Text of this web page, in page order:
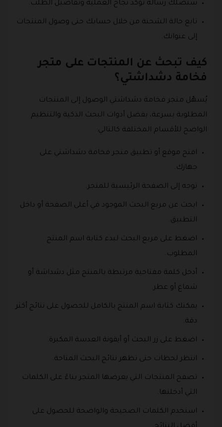
ستصلك رسالة تؤكد نجاح العملية وتفاصيل الطلب.
تابع حالة الشحنة من خلال حسابك حتى وصول المنتجات
إلى عنوانك.
كيف تبحث عن المنتجات على متجر
فخامة دشداشتي؟
يُسهّل متجر فخامة دشداشتي الوصول إلى المنتجات
المطلوبة بسرعة، بفضل أدوات البحث الذكية والتنظيم
الواضح للأقسام المختلفة كالتالي:
افتح موقع أو تطبيق متجر فخامة دشداشتي على
جهازك.
توجه إلى الصفحة الرئيسية للمتجر.
ابحث عن مربع البحث الموجود في أعلى الصفحة أو داخل
التطبيق.
اضغط على مربع البحث لبدء كتابة اسم المنتج
المطلوب.
أدخل كلمة مفتاحية مرتبطة بالمنتج مثل دشداشة أو
شماغ أو عطر.
يمكنك كتابة اسم المنتج بالكامل للحصول على نتائج أكثر
دقة.
اضغط على زر البحث أو أيقونة العدسة المكبرة.
انتظر لحظات حتى تظهر نتائج البحث المتاحة.
تصفح المنتجات التي يعرضها المتجر بناءً على الكلمات
التي أدخلتها.
استخدم الكلمات الصحيحة والواضحة للحصول على